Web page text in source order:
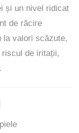
și un nivel ridicat
de răcire
la valori scăzute,
de iritații,